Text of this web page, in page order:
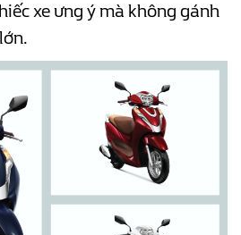
xe ưng ý mà không gánh